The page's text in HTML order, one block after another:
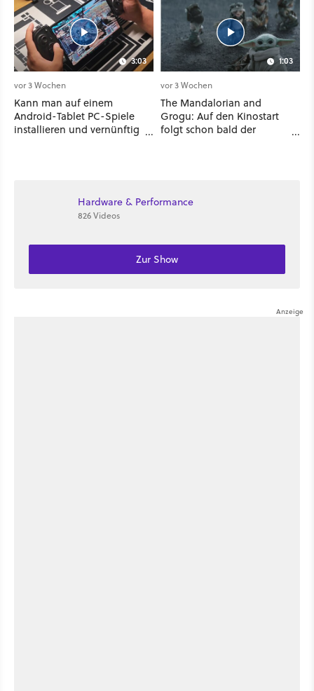
3:03
vor 3 Wochen
Kann man auf einem
Android-Tablet PC-Spiele
installieren und vernünftig
1:03
vor 3 Wochen
The Mandalorian and
Grogu: Auf den Kinostart
folgt schon bald der
Hardware & Performance
826 Videos
Zur Show